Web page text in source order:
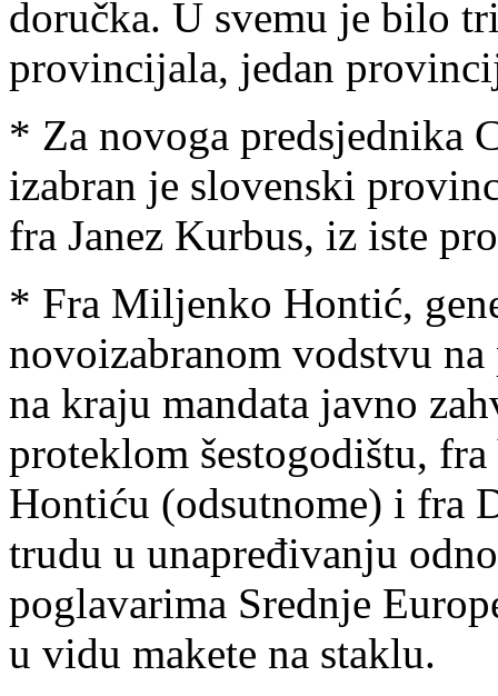
doručka. U svemu je bilo
provincijala, jedan
* Za novoga predsjednika
izabran je slovenski
fra Janez Kurbus, iz iste
* Fra Miljenko Hontić,
novoizabranom vodstvu
na kraju mandata javno
proteklom šestogodištu,
Hontiću (odsutnome) i fra
trudu u unapređivanju
poglavarima Srednje
u vidu makete na staklu.